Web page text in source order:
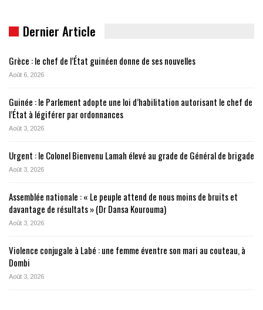
Dernier Article
Grèce : le chef de l’État guinéen donne de ses nouvelles
Août 6, 2026
Guinée : le Parlement adopte une loi d’habilitation autorisant le chef de
l’État à légiférer par ordonnances
Août 3, 2026
Urgent : le Colonel Bienvenu Lamah élevé au grade de Général de brigade
Août 3, 2026
Assemblée nationale : « Le peuple attend de nous moins de bruits et
davantage de résultats » (Dr Dansa Kourouma)
Août 3, 2026
Violence conjugale à Labé : une femme éventre son mari au couteau, à
Dombi
Août 3, 2026